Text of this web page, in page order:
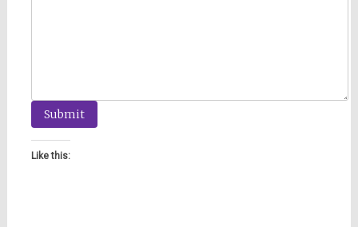
Submit
Like this: